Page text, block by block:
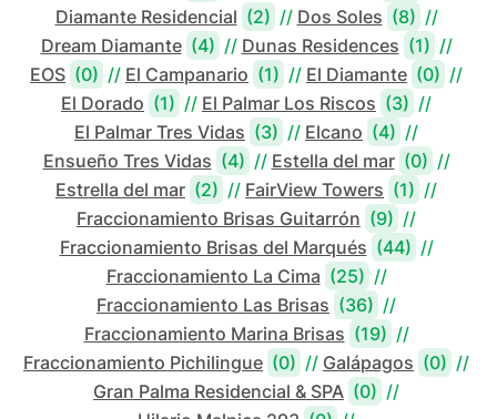
Diamante Residencial (2) // Dos Soles (8) //
Dream Diamante (4) // Dunas Residences (1) //
EOS (0) // El Campanario (1) // El Diamante (0) //
El Dorado (1) // El Palmar Los Riscos (3) //
El Palmar Tres Vidas (3) // Elcano (4) //
Ensueño Tres Vidas (4) // Estella del mar (0) //
Estrella del mar (2) // FairView Towers (1) //
Fraccionamiento Brisas Guitarrón (9) //
Fraccionamiento Brisas del Marqués (44) //
Fraccionamiento La Cima (25) //
Fraccionamiento Las Brisas (36) //
Fraccionamiento Marina Brisas (19) //
Fraccionamiento Pichilingue (0) // Galápagos (0) //
Gran Palma Residencial & SPA (0) //